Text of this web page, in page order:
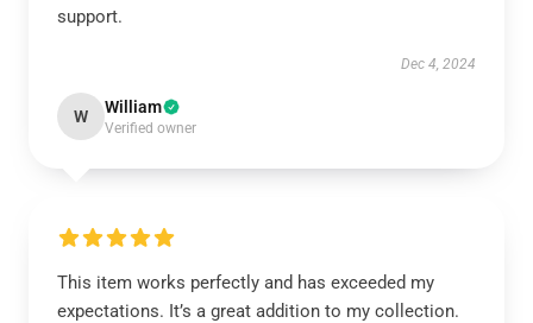
support.
Dec 4, 2024
W William
Verified owner
This item works perfectly and has exceeded my
expectations. It’s a great addition to my collection.